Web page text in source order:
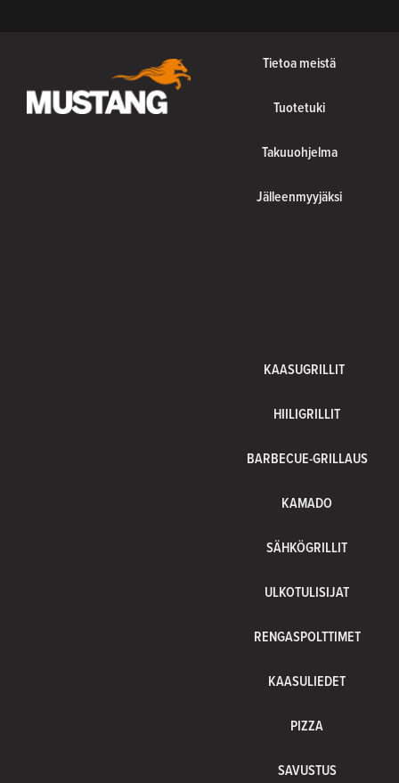
Tietoa meistä
Tuotetuki
Takuuohjelma
Jälleenmyyjäksi
KAASUGRILLIT
HIILIGRILLIT
BARBECUE-GRILLAUS
KAMADO
SÄHKÖGRILLIT
ULKOTULISIJAT
RENGASPOLTTIMET
KAASULIEDET
PIZZA
SAVUSTUS